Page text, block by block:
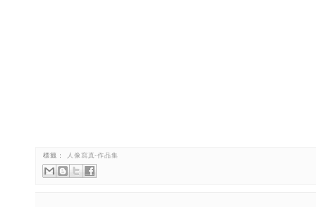
標籤： 人像寫真-作品集